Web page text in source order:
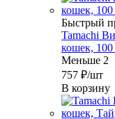
Быстрый
Tamachi
кошек, 100
Меньше 2
757 ₽/шт
В корзину